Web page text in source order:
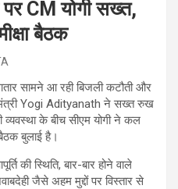
पर CM योगी सख्त,
बैठक
सामने आ रही बिजली कटौती और
Yogi Adityanath ने सख्त रुख
के बीच सीएम योगी ने कल
बुलाई है।
की स्थिति, बार-बार होने वाले
जैसे अहम मुद्दों पर विस्तार से